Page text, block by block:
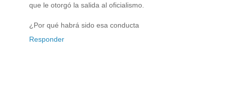
que le otorgó la salida al oficialismo.
¿Por qué habrá sido esa conducta
Responder